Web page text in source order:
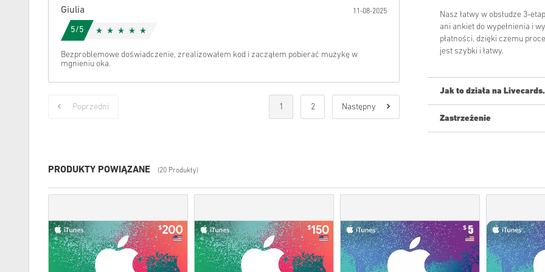
Giulia 11-08-2025
5/5
Bezproblemowe doświadczenie, zrealizowałem kod i zacząłem pobierać muzykę w
mgnieniu oka.
Poprzedni 1 2 Następny
Nasz łatwy w obsłudze 3-
ani ankiet do wypełnienia i
płatności, dzięki czemu
jest szybki i łatwy.
Jak to działa na
Nowy na Livecards.net?
Zastrzeżenie
Zakupy uznane za
Kupujesz tylko produkt
naszego formularza
Te kody do pobrania są
Kody te nie mają daty
Zawartość do pobrania
mieć oryginalną grę.
PRODUKTY POWIĄZANE (20 Produkty)